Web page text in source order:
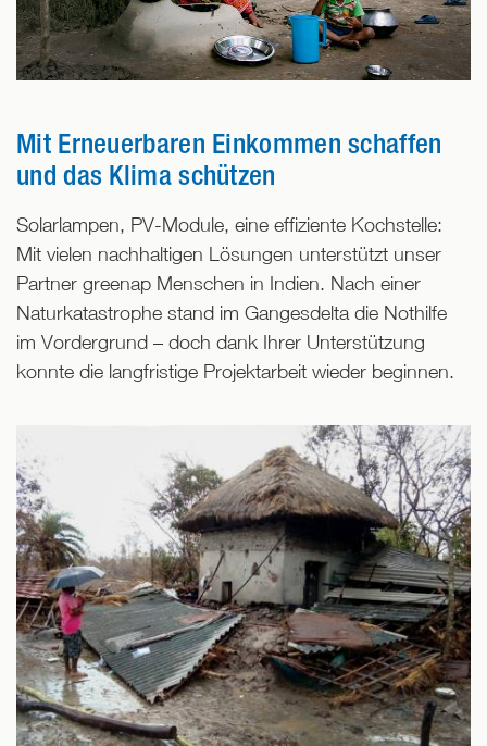
Mit Erneuerbaren Einkommen schaffen
und das Klima schützen
Solarlampen, PV-Module, eine effiziente Kochstelle:
Mit vielen nachhaltigen Lösungen unterstützt unser
Partner greenap Menschen in Indien. Nach einer
Naturkatastrophe stand im Gangesdelta die Nothilfe
im Vordergrund – doch dank Ihrer Unterstützung
konnte die langfristige Projektarbeit wieder beginnen.